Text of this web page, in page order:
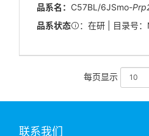
品系名： C57BL/6JSmo-
品系状态 ：在研 | 目录号
每页显示
联系我们